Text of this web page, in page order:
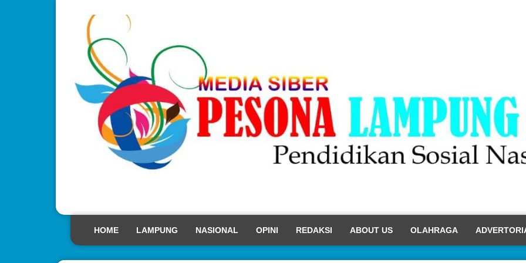
HOME LAMPUNG NASIONAL OPINI REDAKSI ABOUT US OLAHRAGA